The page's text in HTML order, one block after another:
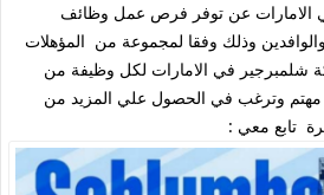
الامارات عن توفر فرص عمل وظائف
والوافدين وذلك وفقا لمجموعة من المؤهلات
شلمبرجير في الامارات لكل وظيفة من
مهتم وترغب في الحصول علي المزيد من
تابع معي :